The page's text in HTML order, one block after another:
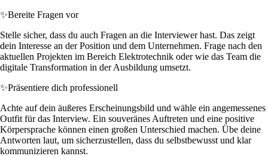
✨Bereite Fragen vor
Stelle sicher, dass du auch Fragen an die Interviewer hast. Das zeigt
dein Interesse an der Position und dem Unternehmen. Frage nach den
aktuellen Projekten im Bereich Elektrotechnik oder wie das Team die
digitale Transformation in der Ausbildung umsetzt.
✨Präsentiere dich professionell
Achte auf dein äußeres Erscheinungsbild und wähle ein angemessenes
Outfit für das Interview. Ein souveränes Auftreten und eine positive
Körpersprache können einen großen Unterschied machen. Übe deine
Antworten laut, um sicherzustellen, dass du selbstbewusst und klar
kommunizieren kannst.